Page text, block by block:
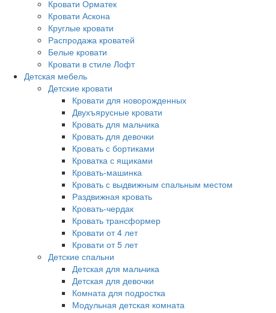
Кровати Орматек
Кровати Аскона
Круглые кровати
Распродажа кроватей
Белые кровати
Кровати в стиле Лофт
Детская мебель
Детские кровати
Кровати для новорожденных
Двухъярусные кровати
Кровать для мальчика
Кровать для девочки
Кровать с бортиками
Кроватка с ящиками
Кровать-машинка
Кровать с выдвижным спальным местом
Раздвижная кровать
Кровать-чердак
Кровать трансформер
Кровати от 4 лет
Кровати от 5 лет
Детские спальни
Детская для мальчика
Детская для девочки
Комната для подростка
Модульная детская комната